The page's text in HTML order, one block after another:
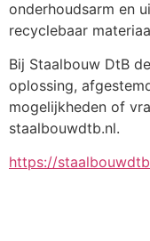
onderhoudsarm en
recyclebaar
Bij Staalbouw DtB
oplossing,
mogelijkheden of
staalbouwdtb.nl.
https://